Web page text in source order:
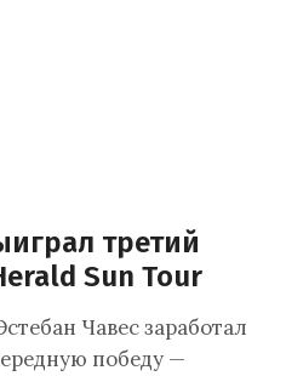
третий
Sun Tour
Чавес заработал
победу —